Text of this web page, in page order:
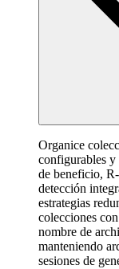
Organice
configurables y
de beneficio,
detección
estrategias
colecciones
nombre de
manteniendo
sesiones de